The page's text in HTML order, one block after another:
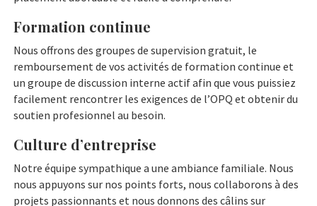
Formation continue
Nous offrons des groupes de supervision gratuit, le
remboursement de vos activités de formation continue et
un groupe de discussion interne actif afin que vous puissiez
facilement rencontrer les exigences de l’OPQ et obtenir du
soutien profesionnel au besoin.
Culture d’entreprise
Notre équipe sympathique a une ambiance familiale. Nous
nous appuyons sur nos points forts, nous collaborons à des
projets passionnants et nous donnons des câlins sur